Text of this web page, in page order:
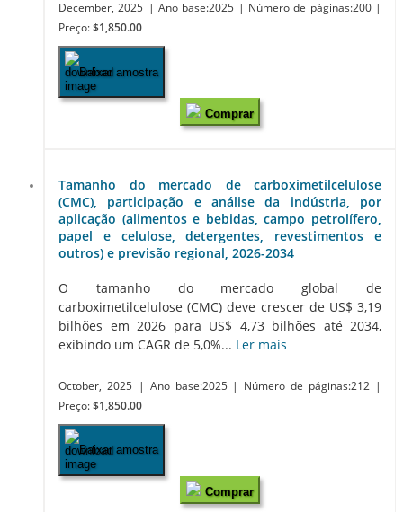
December, 2025 | Ano base:2025 | Número de páginas:200 |
Preço: $1,850.00
Baixar amostra
Comprar
Tamanho do mercado de carboximetilcelulose
(CMC), participação e análise da indústria, por
aplicação (alimentos e bebidas, campo petrolífero,
papel e celulose, detergentes, revestimentos e
outros) e previsão regional, 2026-2034
O tamanho do mercado global de
carboximetilcelulose (CMC) deve crescer de US$ 3,19
bilhões em 2026 para US$ 4,73 bilhões até 2034,
exibindo um CAGR de 5,0%... Ler mais
October, 2025 | Ano base:2025 | Número de páginas:212
|
Preço: $1,850.00
Baixar amostra
Comprar